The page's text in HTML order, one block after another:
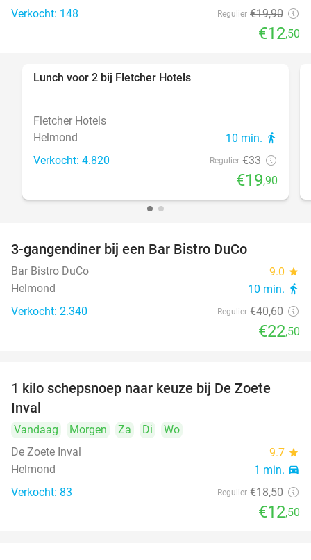
Verkocht: 148 Regulier €19,90
€12,50
Lunch voor 2 bij Fletcher Hotels
Fletcher Hotels
Helmond
10 min. directions_walk
Verkocht: 4.820 Regulier €33
€19,90
3-gangendiner bij een Bar Bistro DuCo
Bar Bistro DuCo 9.0 star
Helmond 10 min. directions_walk
Verkocht: 2.340 Regulier €40,60
€22,50
32%
1 kilo schepsnoep naar keuze bij De Zoete
Inval
Vandaag Morgen Za Di
Wo
De Zoete Inval
9.7 star
Helmond 1 min. directions_car
Verkocht: 83 Regulier €18,50
€12,50